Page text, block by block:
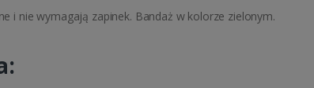
i nie wymagają zapinek. Bandaż w kolorze zielonym.